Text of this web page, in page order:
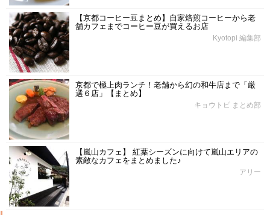
【京都コーヒー豆まとめ】自家焙煎コーヒーから老
舗カフェまでコーヒー豆が買えるお店
Kyotopi 編集部
京都で極上肉ランチ！老舗から幻の和牛店まで「厳
選６店」【まとめ】
キョウトピ まとめ部
【嵐山カフェ】 紅葉シーズンに向けて嵐山エリアの
素敵なカフェをまとめました♪
アリー